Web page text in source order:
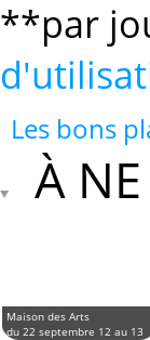
**par
Les bons
À
Maison des Arts
du 22 septembre 12 au 13